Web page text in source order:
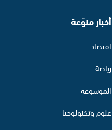
أخبار منوّعة
اقتصاد
رياضة
الموسوعة
علوم وتكنولوجيا